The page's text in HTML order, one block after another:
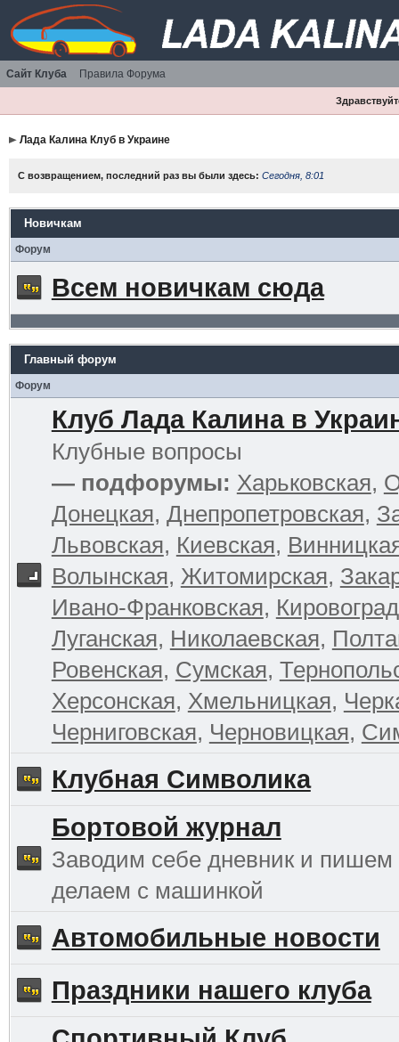
Сайт Клуба Правила Форума
Лада Калина Клуб в Украине
С возвращением, последний раз вы были здесь: Сегодня, 8:01
Новичкам
Форум
Всем новичкам сюда
Главный форум
Форум
Клуб Лада Калина в
Клубные вопросы
— подфорумы: Харьковская,
Донецкая, Днепропетровская,
Львовская, Киевская,
Волынская, Житомирская,
Ивано-Франковская,
Луганская, Николаевская,
Ровенская, Сумская,
Херсонская, Хмельницкая,
Черниговская, Черновицкая,
Клубная Символика
Бортовой журнал
Заводим себе дневник и пишем
делаем с машинкой
Автомобильные новости
Праздники нашего клуба